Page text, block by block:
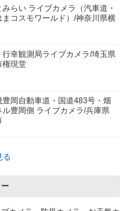
みらい ライブカメラ（汽車道・
まコスモワールド）/神奈川県横
行幸観測局ライブカメラ/埼玉県
権現堂
豊岡自動車道・国道483号・畑
ル豊岡側 ライブカメラ/兵庫県
る